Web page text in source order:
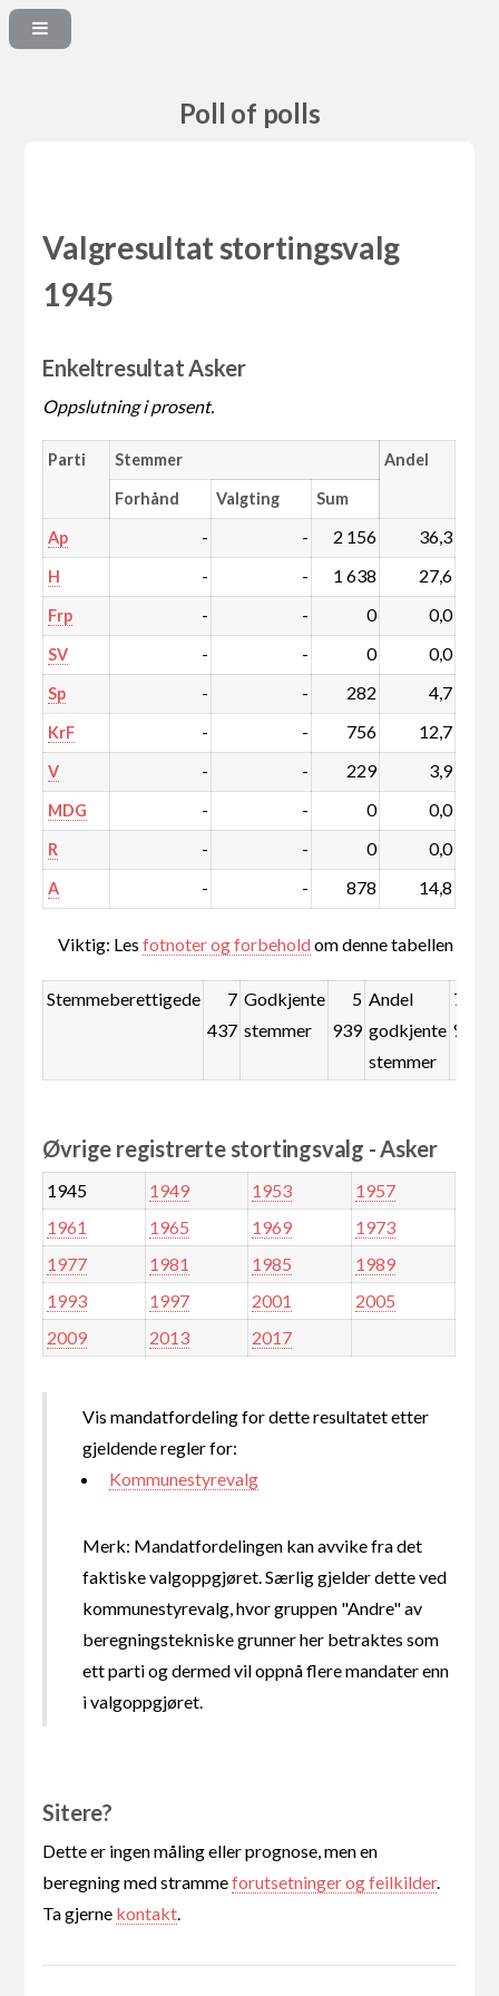
Poll of polls
Valgresultat stortingsvalg
1945
Enkeltresultat Asker
Oppslutning i prosent.
Parti Stemmer Andel
Forhånd Valgting Sum
Ap - - 2 156 36,3
H - - 1 638 27,6
Frp - - 0 0,0
SV - - 0 0,0
Sp - - 282 4,7
KrF - - 756 12,7
V - - 229 3,9
MDG - - 0 0,0
R - - 0 0,0
A - - 878 14,8
Viktig: Lesfotnoter og forbeholdom denne tabellen
Stemmeberettigede
7
437
Godkjente
stemmer
5
939
Andel
godkjente
stemmer
79,9
%
Øvrige registrerte stortingsvalg - Asker
1945 1949 1953
1957
1961
1965 1969
1973
1977
1981 1985
1989
1993
1997 2001
2005
2009
2013 2017
Vis mandatfordeling for dette resultatet etter
gjeldende regler for:
Kommunestyrevalg
Merk: Mandatfordelingen kan avvike fra det
faktiske valgoppgjøret. Særlig gjelder dette ved
kommunestyrevalg, hvor gruppen "Andre" av
beregningstekniske grunner her betraktes som
ett parti og dermed vil oppnå flere mandater enn
i valgoppgjøret.
Sitere?
Dette er ingen måling eller prognose, men en
beregning med strammeforutsetninger og feilkilder.
Ta gjerne kontakt.